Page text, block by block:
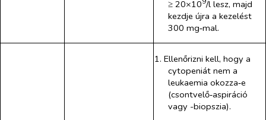
≥ 20×10 /l lesz, majd
kezdje újra a kezelést
300 mg‑mal.
1. Ellenőrizni kell, hogy a
cytopeniát nem a
leukaemia okozza‑e
(csontvelő‑aspiráció
vagy -biopszia).